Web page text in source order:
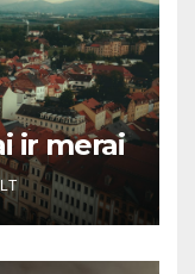
ir merai